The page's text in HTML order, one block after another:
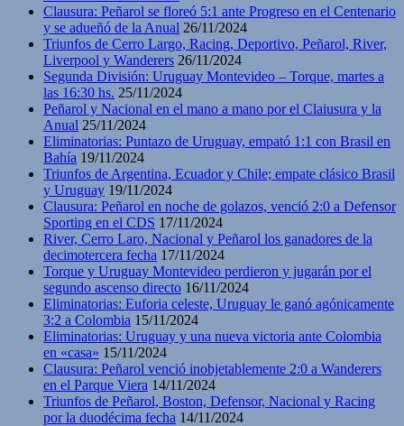
Clausura: Peñarol se floreó 5:1 ante Progreso en el Centenario
y se adueñó de la Anual 26/11/2024
Triunfos de Cerro Largo, Racing, Deportivo, Peñarol, River,
Liverpool y Wanderers 26/11/2024
Segunda División: Uruguay Montevideo – Torque, martes a
las 16:30 hs. 25/11/2024
Peñarol y Nacional en el mano a mano por el Claiusura y la
Anual 25/11/2024
Eliminatorias: Puntazo de Uruguay, empató 1:1 con Brasil en
Bahía 19/11/2024
Triunfos de Argentina, Ecuador y Chile; empate clásico Brasil
y Uruguay 19/11/2024
Clausura: Peñarol en noche de golazos, venció 2:0 a Defensor
Sporting en el CDS 17/11/2024
River, Cerro Laro, Nacional y Peñarol los ganadores de la
decimotercera fecha 17/11/2024
Torque y Uruguay Montevideo perdieron y jugarán por el
segundo ascenso directo 16/11/2024
Eliminatorias: Euforia celeste, Uruguay le ganó agónicamente
3:2 a Colombia 15/11/2024
Eliminatorias: Uruguay y una nueva victoria ante Colombia
en «casa» 15/11/2024
Clausura: Peñarol venció inobjetablemente 2:0 a Wanderers
en el Parque Viera 14/11/2024
Triunfos de Peñarol, Boston, Defensor, Nacional y Racing
por la duodécima fecha 14/11/2024